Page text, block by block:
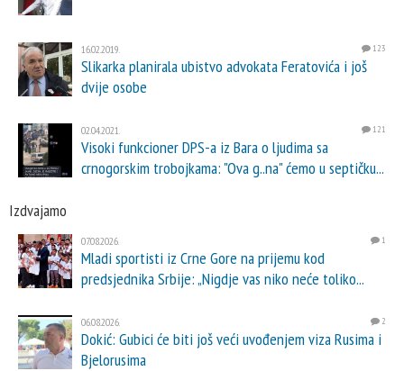
16.02.2019. 123
Slikarka planirala ubistvo advokata Feratovića i još
dvije osobe
02.04.2021. 121
Visoki funkcioner DPS-a iz Bara o ljudima sa
crnogorskim trobojkama: "Ova g..na" ćemo u septičku...
Izdvajamo
07.08.2026. 1
Mladi sportisti iz Crne Gore na prijemu kod
predsjednika Srbije: „Nigdje vas niko neće toliko...
06.08.2026. 2
Dokić: Gubici će biti još veći uvođenjem viza Rusima i
Bjelorusima